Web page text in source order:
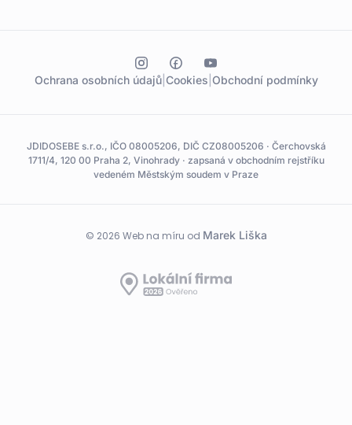
Ochrana osobních údajů| Cookies Obchodní podmínky
JDIDOSEBE s.r.o., IČO 08005206, DIČ CZ08005206 · Čerchovská
1711/4, 120 00 Praha 2, Vinohrady · zapsaná v obchodním rejstříku
vedeném Městským soudem v Praze
© 2026 Web na míru od Marek Liška